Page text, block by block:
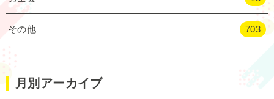
その他 703
月別アーカイブ